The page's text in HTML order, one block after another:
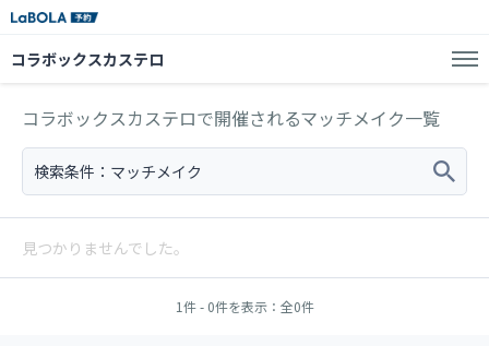
コラボックスカステロ
コラボックスカステロで開催されるマッチメイク一覧
検索条件： マッチメイク
見つかりませんでした。
1件 - 0件を表示：全0件